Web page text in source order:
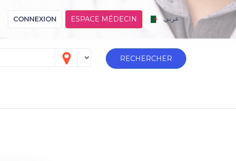
CONNEXION ESPACE MÉDECIN عربي
RECHERCHER